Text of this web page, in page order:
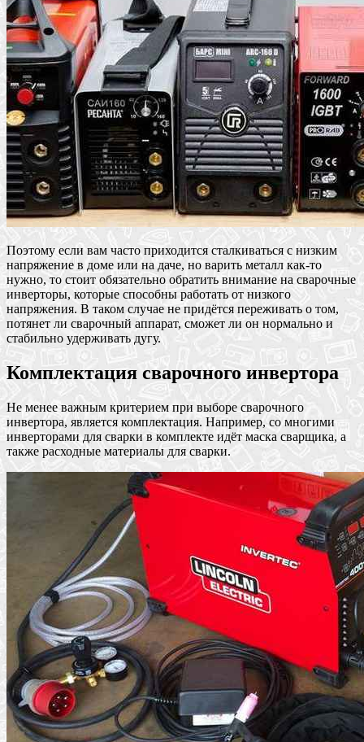
Поэтому если вам часто приходится сталкиваться с низким
напряжение в доме или на даче, но варить металл как-то
нужно, то стоит обязательно обратить внимание на сварочные
инверторы, которые способны работать от низкого
напряжения. В таком случае не придётся переживать о том,
потянет ли сварочный аппарат, сможет ли он нормально и
стабильно удерживать дугу.
Комплектация сварочного инвертора
Не менее важным критерием при выборе сварочного
инвертора, является комплектация. Например, со многими
инверторами для сварки в комплекте идёт маска сварщика, а
также расходные материалы для сварки.